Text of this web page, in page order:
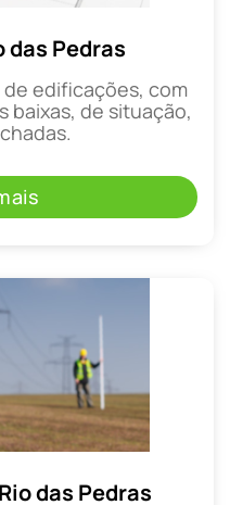
das Pedras
edificações, com
baixas, de situação,
das Pedras